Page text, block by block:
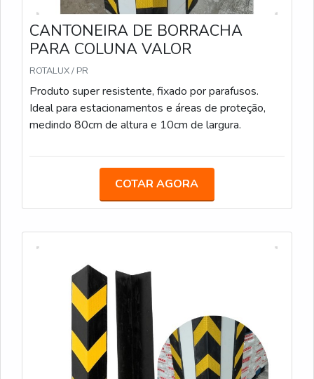
CANTONEIRA DE BORRACHA
PARA COLUNA VALOR
ROTALUX / PR
Produto super resistente, fixado por parafusos.
Ideal para estacionamentos e áreas de proteção,
medindo 80cm de altura e 10cm de largura.
COTAR AGORA